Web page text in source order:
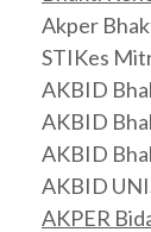
Akper
STIKes
AKBID
AKBID
AKBID
AKBID
AKPER